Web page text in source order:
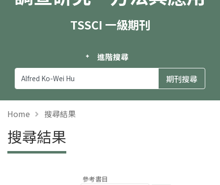
TSSCI 一級期刊
進階搜尋
Home 搜尋結果
搜尋結果
參考書目